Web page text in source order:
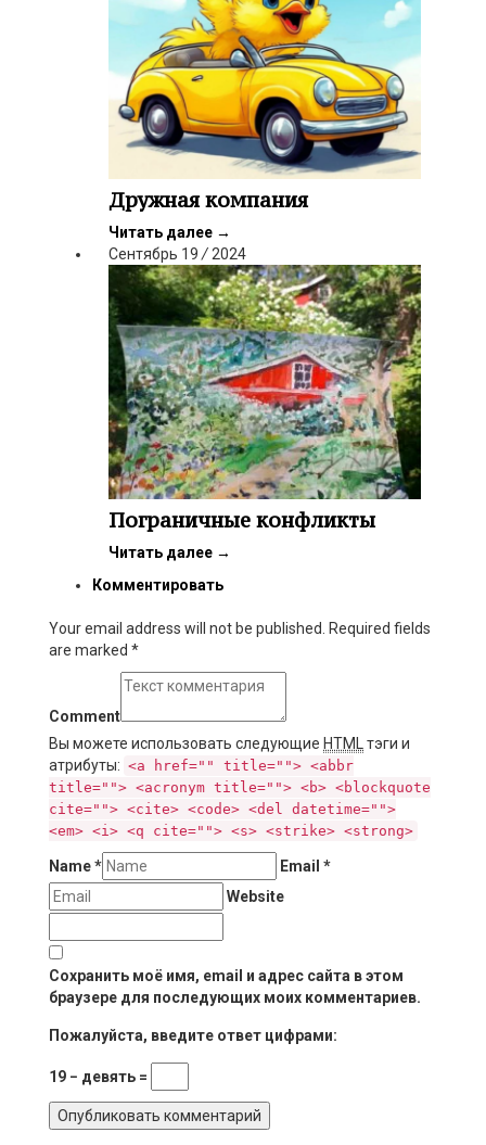
Дружная компания
Читать далее →
Сентябрь 19 / 2024
Пограничные конфликты
Читать далее →
Комментировать
Your email address will not be published. Required fields
are marked *
Comment
Вы можете использовать следующие HTML
тэги и
атрибуты: <a href="" title=""> <abbr
title=""> <acronym title=""> <b> <blockquote
cite=""> <cite> <code> <del datetime="">
<em> <i> <q cite=""> <s> <strike> <strong>
Name* Email *
Website
Сохранить моё имя, email и адрес сайта в этом
браузере для последующих моих комментариев.
Пожалуйста, введите ответ цифрами:
19 − девять =